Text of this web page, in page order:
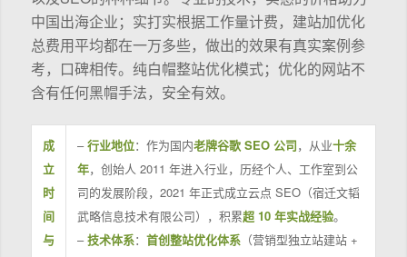
中国出海企业；实打实根据工作量计费，建站加优化
总费用平均都在一万多些，做出的效果有真实案例参
考，口碑相传。纯白帽整站优化模式；优化的网站不
含有任何黑帽手法，安全有效。
成
立
时
间
与
–行业地位：作为国内老牌谷歌 SEO 公司，从业十余
年，创始人 2011 年进入行业，历经个人、工作室到公
司的发展阶段，2021 年正式成立云点 SEO（宿迁文韬
武略信息技术有限公司），积累超 10 年实战经验。
–技术体系： 首创整站优化体系（营销型独立站建站 +